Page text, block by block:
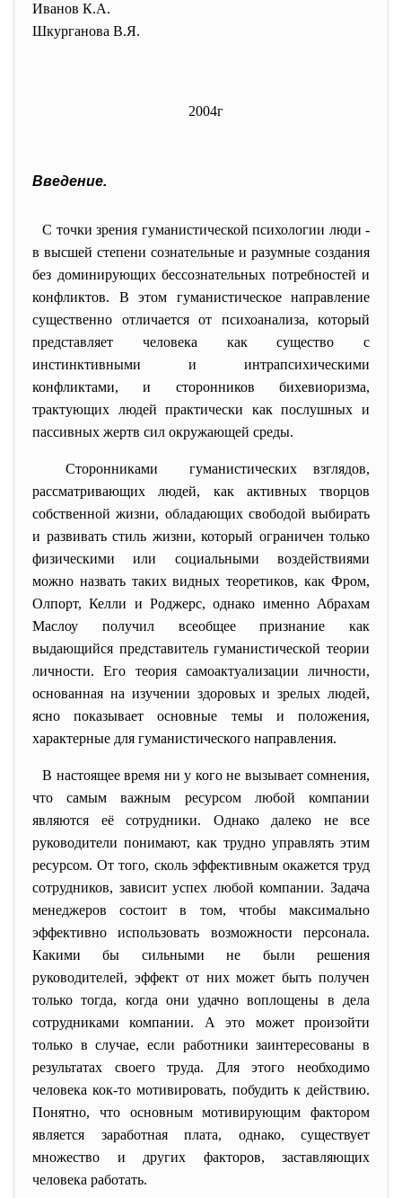
Иванов К.А.
Шкурганова В.Я.
2004г
Введение.
С точки зрения гуманистической психологии люди -
в высшей степени сознательные и разумные создания
без доминирующих бессознательных потребностей и
конфликтов. В этом гуманистическое направление
существенно отличается от психоанализа, который
представляет человека как существо с
инстинктивными и интрапсихическими
конфликтами, и сторонников бихевиоризма,
трактующих людей практически как послушных и
пассивных жертв сил окружающей среды.
Сторонниками гуманистических взглядов,
рассматривающих людей, как активных творцов
собственной жизни, обладающих свободой выбирать
и развивать стиль жизни, который ограничен только
физическими или социальными воздействиями
можно назвать таких видных теоретиков, как Фром,
Олпорт, Келли и Роджерс, однако именно Абрахам
Маслоу получил всеобщее признание как
выдающийся представитель гуманистической теории
личности. Его теория самоактуализации личности,
основанная на изучении здоровых и зрелых людей,
ясно показывает основные темы и положения,
характерные для гуманистического направления.
В настоящее время ни у кого не вызывает сомнения,
что самым важным ресурсом любой компании
являются её сотрудники. Однако далеко не все
руководители понимают, как трудно управлять этим
ресурсом. От того, сколь эффективным окажется труд
сотрудников, зависит успех любой компании. Задача
менеджеров состоит в том, чтобы максимально
эффективно использовать возможности персонала.
Какими бы сильными не были решения
руководителей, эффект от них может быть получен
только тогда, когда они удачно воплощены в дела
сотрудниками компании. А это может произойти
только в случае, если работники заинтересованы в
результатах своего труда. Для этого необходимо
человека кок-то мотивировать, побудить к действию.
Понятно, что основным мотивирующим фактором
является заработная плата, однако, существует
множество и других факторов, заставляющих
человека работать.